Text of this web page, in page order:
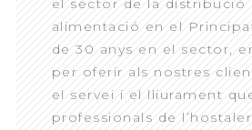
el sector de la distribució
alimentació en el
de 30 anys en el sector,
per oferir als nostres
el servei i el lliurament
professionals de